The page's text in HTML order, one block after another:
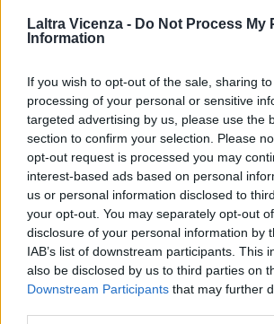
Laltra Vicenza - Do Not Process My
Information
If you wish to opt-out of the sale, sharing
processing of your personal or sensitive
targeted advertising by us, please use the
section to confirm your selection. Please
opt-out request is processed you may
interest-based ads based on personal
us or personal information disclosed to
your opt-out. You may separately opt-out
disclosure of your personal information by
IAB’s list of downstream participants. This
also be disclosed by us to third parties on
Downstream Participants that may further
” e forse lo si sarebbe potuto dire
formaggio parmigiano fosse stato d’uso
quando c’erano le tagliatelline in brodo, o
rosso trovava spazio sul desco e “solo ‘na
La polenta, l’immancabile generosa
Nel caso delle trippe in umido assumeva una
Tenera, cremosa, bassa di spessore,
veniva servita calda, bollente di cottura.
apprezzata “la poenta de la Valsugana, quea
Spesso veniva servita col cucchiaio e si
confondere con le trippe. Buone, belle da